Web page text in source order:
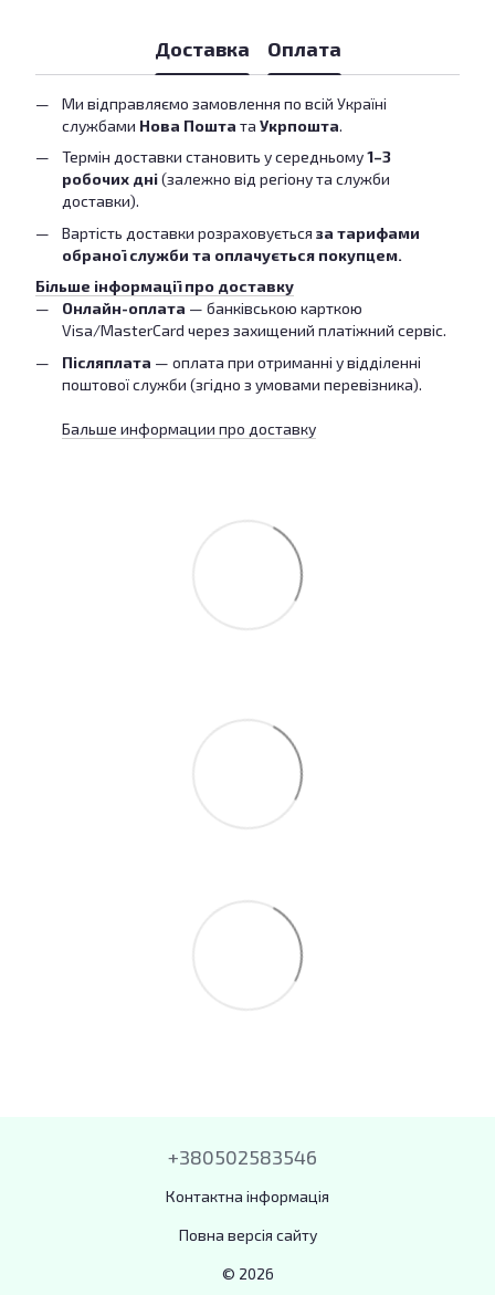
Доставка Оплата
Ми відправляємо замовлення по всій Україні
службами Нова Пошта та Укрпошта.
Термін доставки становить у середньому1–3
робочих дні(залежно від регіону та служби
доставки).
Вартість доставки розраховується за тарифами
обраної служби та оплачується покупцем.
Більше інформації про доставку
Онлайн-оплата — банківською карткою
Visa/MasterCard через захищений платіжний сервіс.
Післяплата — оплата при отриманні у відділенні
поштової служби (згідно з умовами перевізника).
Бальше информации про доставку
+380502583546
Контактна інформація
Повна версія сайту
© 2026